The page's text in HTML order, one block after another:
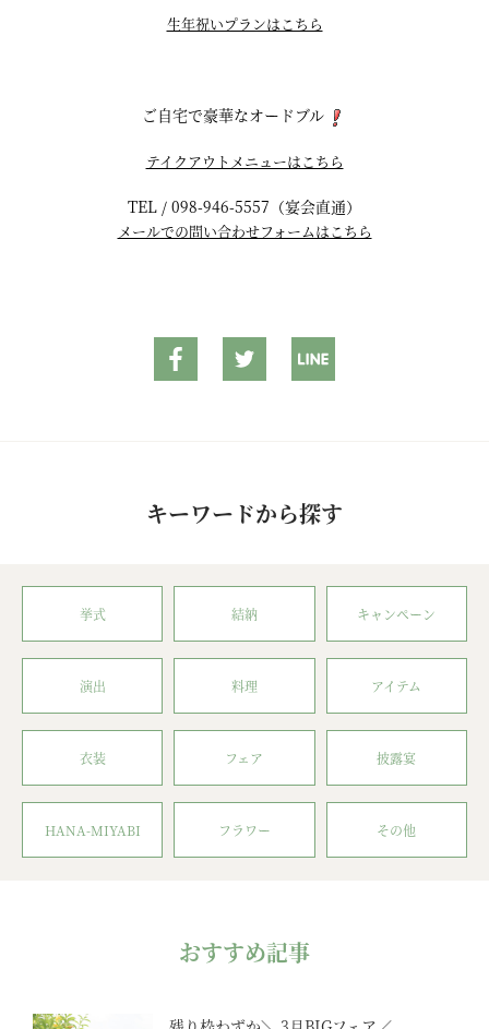
生年祝いプランはこちら
ご自宅で豪華なオードブル
テイクアウトメニューはこちら
TEL / 098-946-5557（宴会直通）
メールでの問い合わせフォームはこちら
キーワードから探す
挙式 結納 キャンペーン
演出 料理 アイテム
衣装 フェア 披露宴
HANA-MIYABI フラワー その他
おすすめ記事